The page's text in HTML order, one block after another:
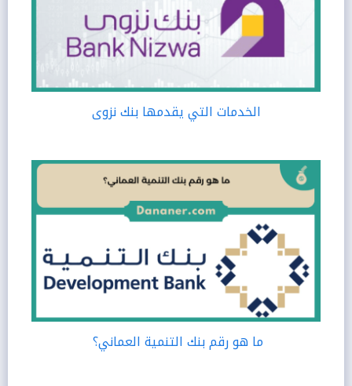
الخدمات التي يقدمها بنك نزوى
ما هو رقم بنك التنمية العماني؟